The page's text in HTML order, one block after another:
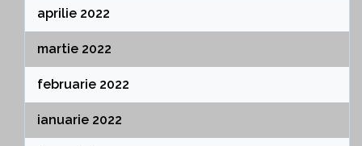
aprilie 2022
martie 2022
februarie 2022
ianuarie 2022